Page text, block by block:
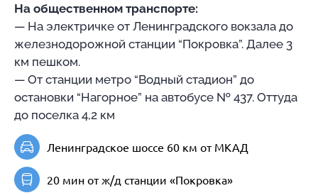
На общественном транспорте:
— На электричке от Ленинградского вокзала до
железнодорожной станции “Покровка”. Далее 3
км пешком.
— От станции метро “Водный стадион” до
остановки “Нагорное” на автобусе № 437. Оттуда
до поселка 4,2 км
Ленинградское шоссе 60 км от МКАД
20 мин от ж/д станции «Покровка»